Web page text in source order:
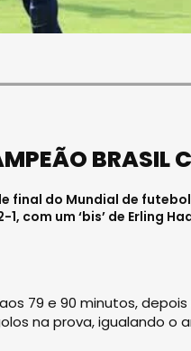
BRASIL
final do Mundial de
com um ‘bis’ de Erling
79 e 90 minutos,
na prova, igualando o